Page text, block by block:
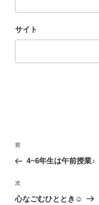
サイト
投
ナ
ビ
ゲ
前
の
稿
前
4~6年生は午前授業♪
次
の
次
心なごむひととき☺